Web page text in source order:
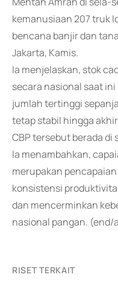
kemanusiaan 207 truk
bencana banjir dan
Jakarta, Kamis.
Ia menjelaskan, stok
secara nasional saat
jumlah tertinggi
tetap stabil hingga
CBP tersebut berada di
Ia menambahkan,
merupakan
konsistensi
dan mencerminkan
nasional pangan. (end/
RISET TERKAIT